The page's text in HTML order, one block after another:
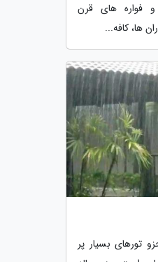
فواره های قرن
ها، کافه...
نوروز 97 جزو تورهای بسیار پر